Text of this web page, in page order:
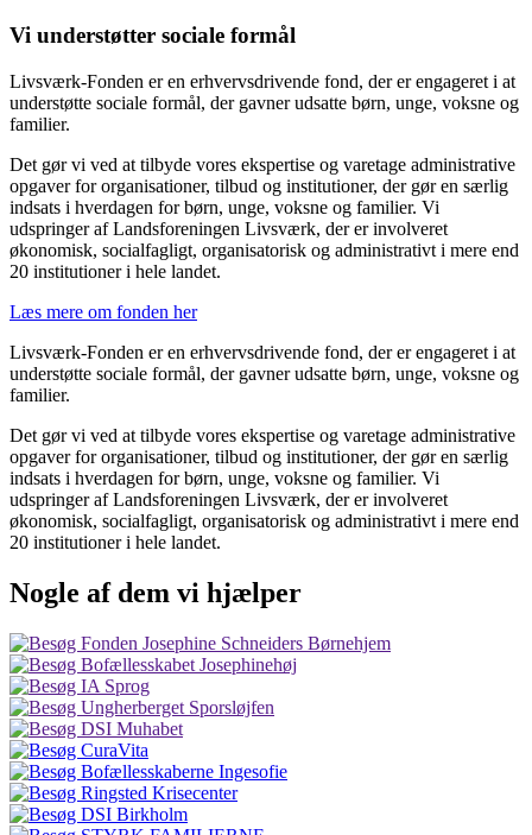
Vi understøtter sociale formål
Livsværk-Fonden er en erhvervsdrivende fond, der er engageret i at
understøtte sociale formål, der gavner udsatte børn, unge, voksne og
familier.
Det gør vi ved at tilbyde vores ekspertise og varetage administrative
opgaver for organisationer, tilbud og institutioner, der gør en særlig
indsats i hverdagen for børn, unge, voksne og familier. Vi
udspringer af Landsforeningen Livsværk, der er involveret
økonomisk, socialfagligt, organisatorisk og administrativt i mere end
20 institutioner i hele landet.
Læs mere om fonden her
Livsværk-Fonden er en erhvervsdrivende fond, der er engageret i at
understøtte sociale formål, der gavner udsatte børn, unge, voksne og
familier.
Det gør vi ved at tilbyde vores ekspertise og varetage administrative
opgaver for organisationer, tilbud og institutioner, der gør en særlig
indsats i hverdagen for børn, unge, voksne og familier. Vi
udspringer af Landsforeningen Livsværk, der er involveret
økonomisk, socialfagligt, organisatorisk og administrativt i mere end
20 institutioner i hele landet.
Nogle af dem vi hjælper